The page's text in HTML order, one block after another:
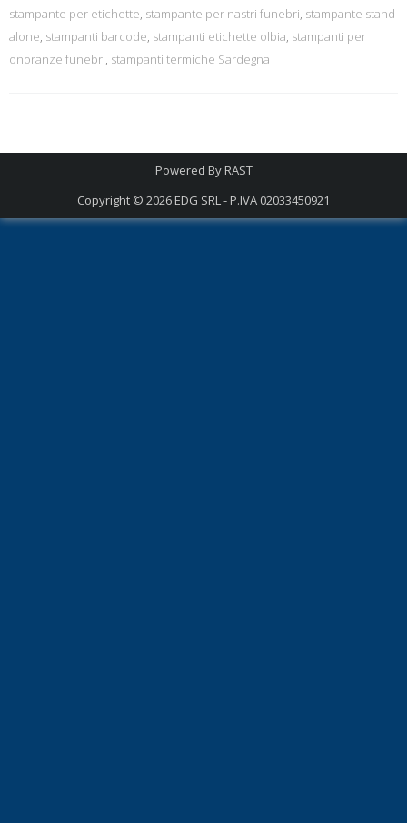
stampante per etichette, stampante per nastri funebri, stampante stand
alone, stampanti barcode, stampanti etichette olbia, stampanti per
onoranze funebri, stampanti termiche Sardegna
Powered ByRAST
Copyright © 2026EDG SRL - P.IVA 02033450921